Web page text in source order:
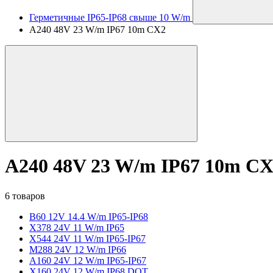
Герметичные IP65-IP68 свыше 10 W/m
A240 48V 23 W/m IP67 10m CX2
A240 48V 23 W/m IP67 10m
6 товаров
B60 12V 14.4 W/m IP65-IP68
X378 24V 11 W/m IP65
X544 24V 11 W/m IP65-IP67
M288 24V 12 W/m IP66
A160 24V 12 W/m IP65-IP67